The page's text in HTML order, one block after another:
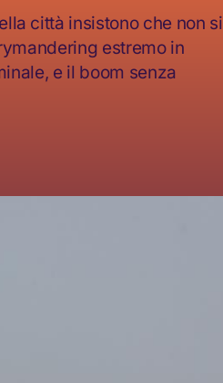
città insistono che non si
estremo in
e il boom senza